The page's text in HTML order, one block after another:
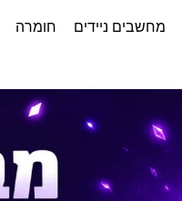
מחשבים ניידים חומרה